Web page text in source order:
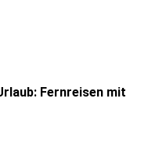
Fernreisen mit